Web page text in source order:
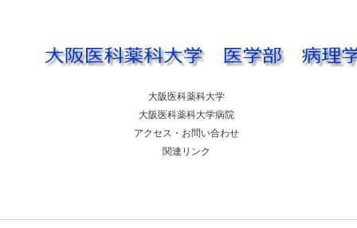
大阪医科薬科大学
大阪医科薬科大学病院
アクセス・お問い合わせ
関連リンク